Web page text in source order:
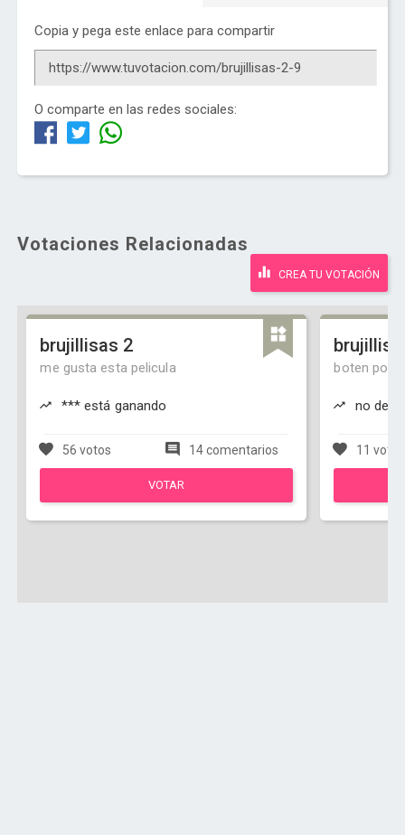
Copia y pega este enlace para compartir
O comparte en las redes sociales:
Votaciones Relacionadas
CREA TU VOTACIÓN
brujillisas 2
me gusta esta pelicula
*** está ganando
56 votos 14 comentarios
VOTAR
boten
no
11 votos